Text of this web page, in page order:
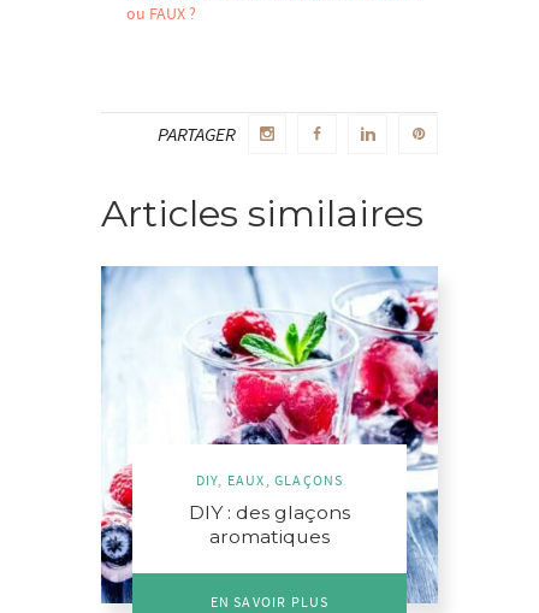
ou FAUX ?
PARTAGER
Articles similaires
DIY EAUX GLAÇONS
DIY : des glaçons
aromatiques
EN SAVOIR PLUS